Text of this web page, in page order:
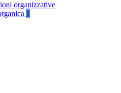
organizzative
1